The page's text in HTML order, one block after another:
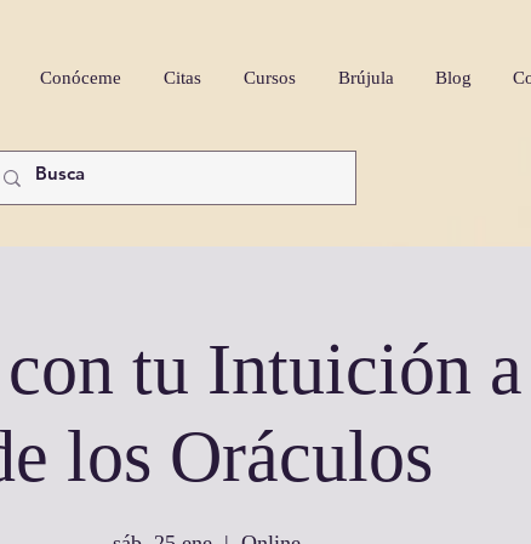
Conóceme Citas Cursos Brújula Blog
tu Intuición
los Oráculos